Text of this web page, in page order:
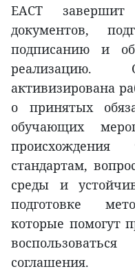
ЕАСТ завершит
документов,
подписанию и
реализацию.
активизирована
о принятых
обучающих
происхождения
стандартам,
среды и
подготовке
которые помогут
соглашения.